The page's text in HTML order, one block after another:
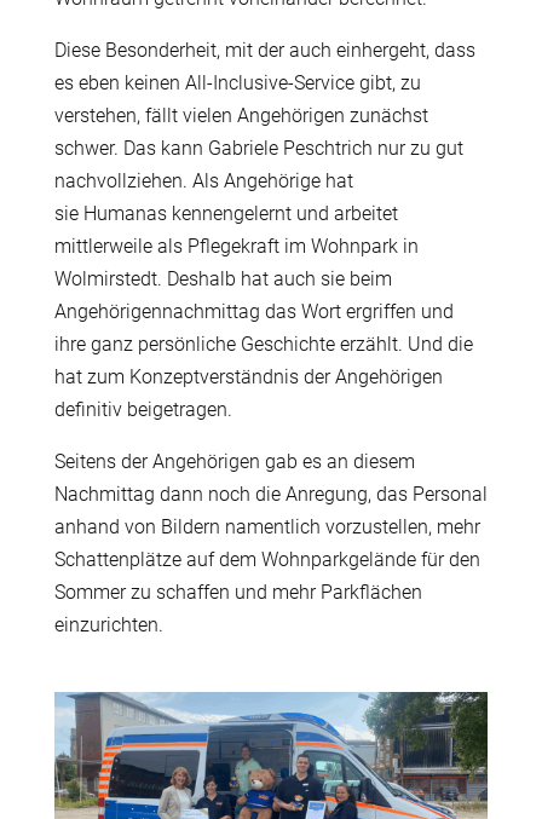
Diese Besonderheit, mit der auch einhergeht, dass
es eben keinen All-Inclusive-Service gibt, zu
verstehen, fällt vielen Angehörigen zunächst
schwer. Das kann Gabriele Peschtrich nur zu gut
nachvollziehen. Als Angehörige hat
sie Humanas kennengelernt und arbeitet
mittlerweile als Pflegekraft im Wohnpark in
Wolmirstedt. Deshalb hat auch sie beim
Angehörigennachmittag das Wort ergriffen und
ihre ganz persönliche Geschichte erzählt. Und die
hat zum Konzeptverständnis der Angehörigen
definitiv beigetragen.
Seitens der Angehörigen gab es an diesem
Nachmittag dann noch die Anregung, das Personal
anhand von Bildern namentlich vorzustellen, mehr
Schattenplätze auf dem Wohnparkgelände für den
Sommer zu schaffen und mehr Parkflächen
einzurichten.